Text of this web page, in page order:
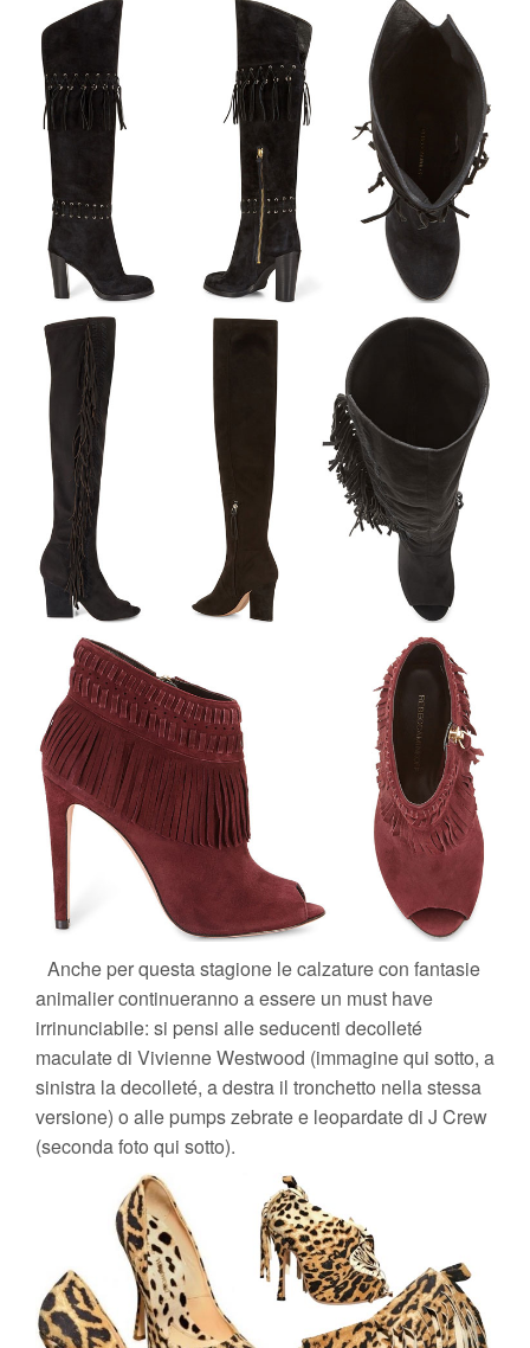
Anche per questa stagione le calzature con fantasie
animalier continueranno a essere un must have
irrinunciabile: si pensi alle seducenti decolleté
maculate di Vivienne Westwood (immagine qui sotto, a
sinistra la decolleté, a destra il tronchetto nella stessa
versione) o alle pumps zebrate e leopardate di J Crew
(seconda foto qui sotto).